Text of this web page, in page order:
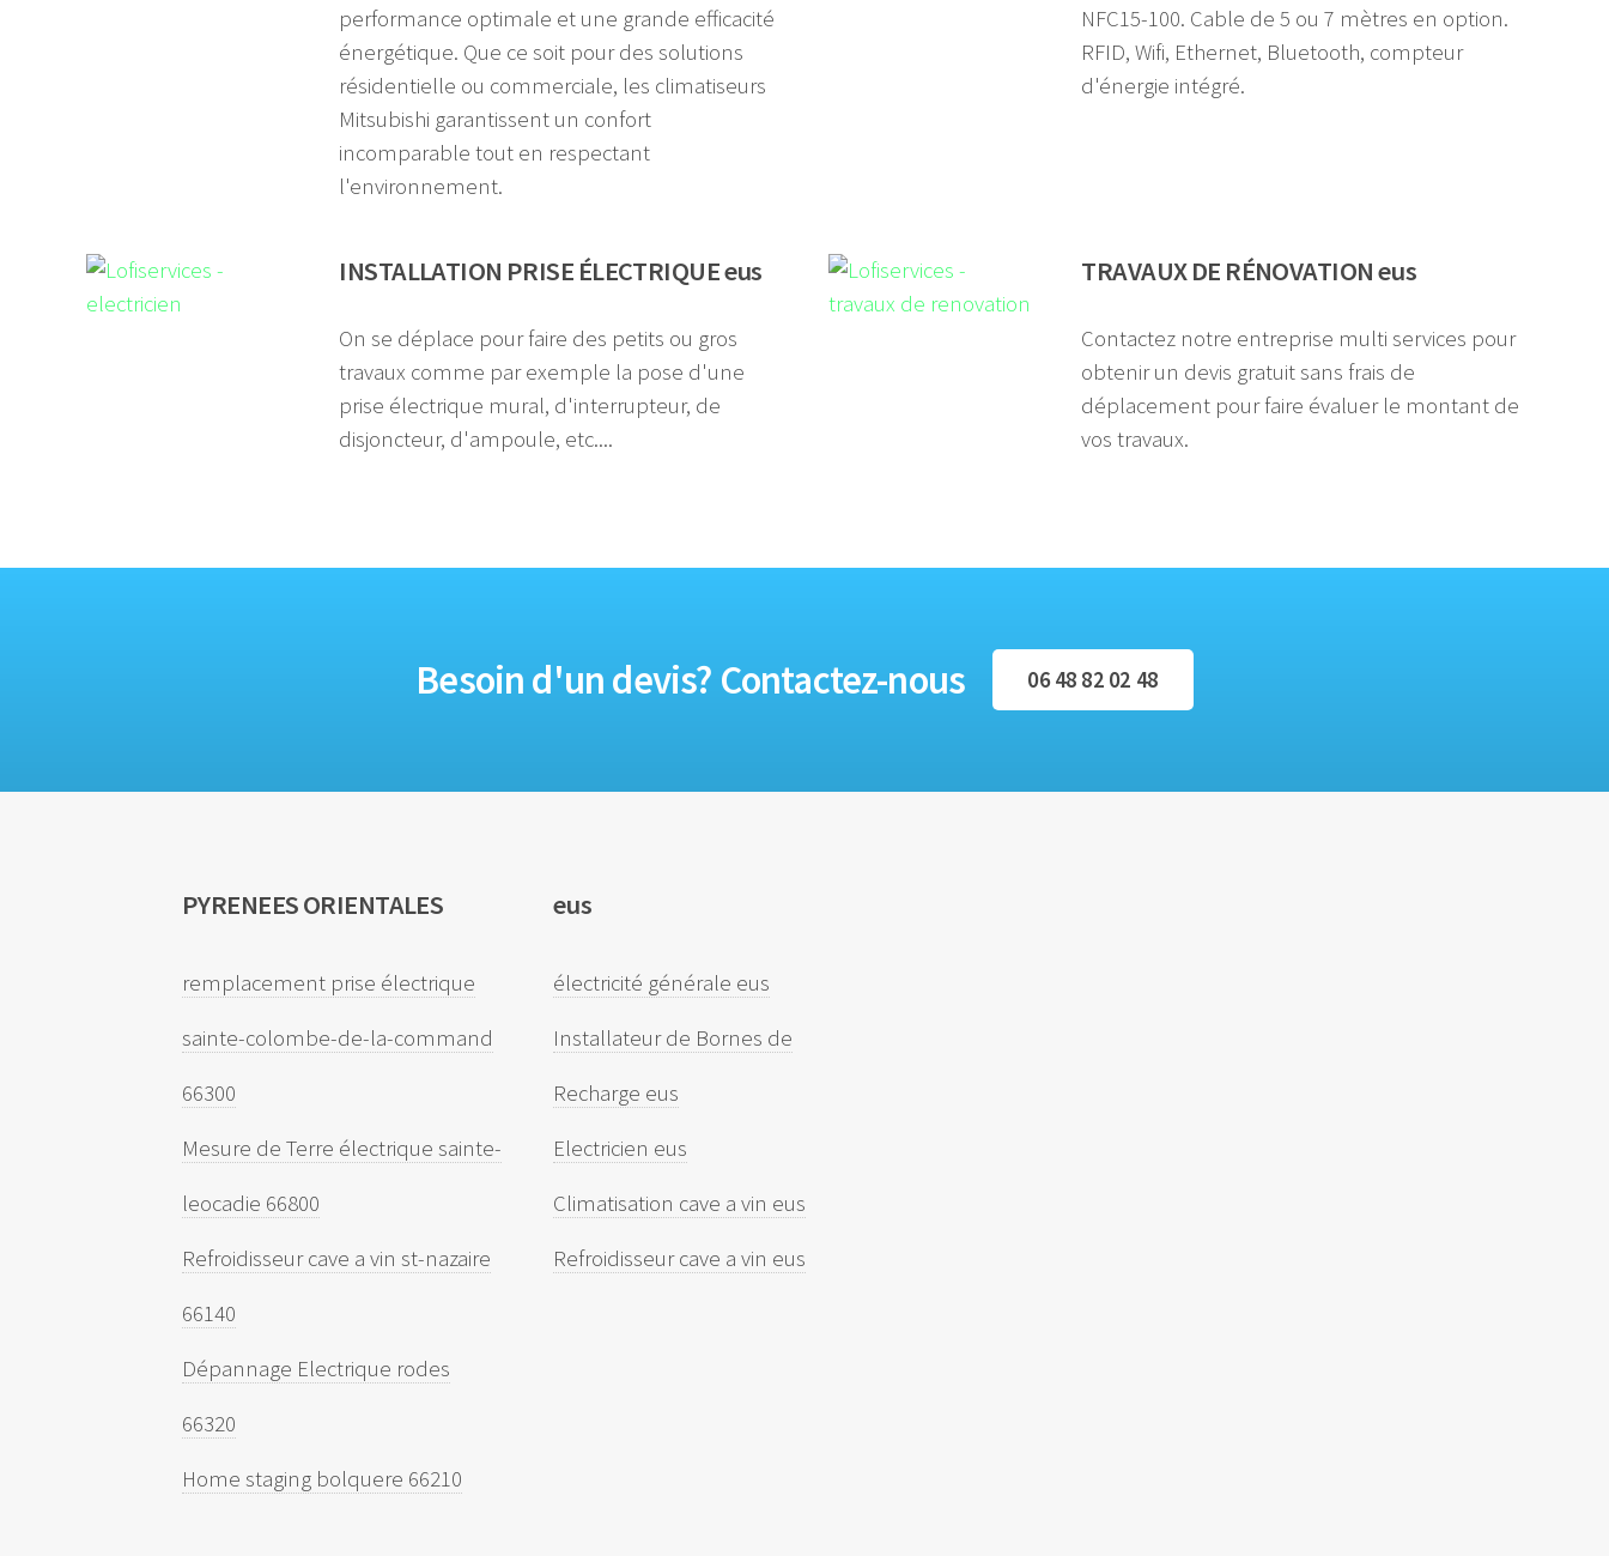
performance optimale et une grande efficacité
énergétique. Que ce soit pour des solutions
résidentielle ou commerciale, les climatiseurs
Mitsubishi garantissent un confort
incomparable tout en respectant
l'environnement.
NFC15-100. Cable de 5 ou 7 mètres en option.
RFID, Wifi, Ethernet, Bluetooth, compteur
d'énergie intégré.
INSTALLATION PRISE ÉLECTRIQUE eus
On se déplace pour faire des petits ou gros
travaux comme par exemple la pose d'une
prise électrique mural, d'interrupteur, de
disjoncteur, d'ampoule, etc....
TRAVAUX DE RÉNOVATION eus
Contactez notre entreprise multi services pour
obtenir un devis gratuit sans frais de
déplacement pour faire évaluer le montant de
vos travaux.
Besoin d'un devis? Contactez-nous 06 48 82 02 48
PYRENEES ORIENTALES
remplacement prise électrique
sainte-colombe-de-la-command
66300
Mesure de Terre électrique sainte-
leocadie 66800
Refroidisseur cave a vin st-nazaire
66140
Dépannage Electrique rodes
66320
Home staging bolquere 66210
eus
électricité générale eus
Installateur de Bornes de
Recharge eus
Electricien eus
Climatisation cave a vin eus
Refroidisseur cave a vin eus